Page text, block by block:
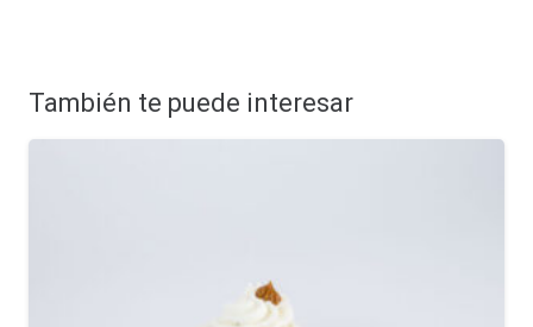
También te puede interesar